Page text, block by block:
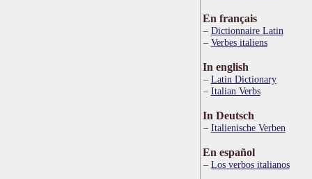
En français
Dictionnaire Latin
Verbes italiens
In english
Latin Dictionary
Italian Verbs
In Deutsch
Italienische Verben
En español
Los verbos italianos